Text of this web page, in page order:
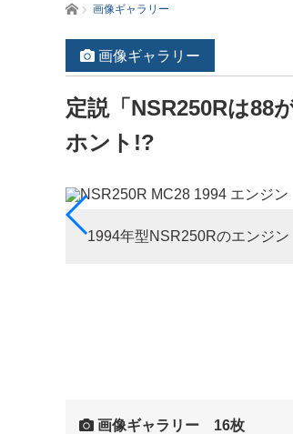
ホーム画像ギャラリー
画像ギャラリー
定説「NSR250Rは88
ホント!?
1994年型NSR250Rのエンジン
画像ギャラリー 16枚